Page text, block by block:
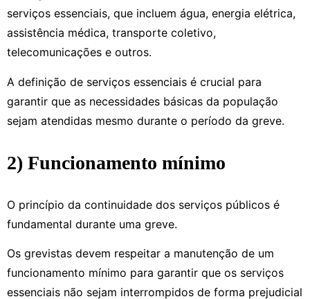
serviços essenciais, que incluem água, energia elétrica,
assistência médica, transporte coletivo,
telecomunicações e outros.
A definição de serviços essenciais é crucial para
garantir que as necessidades básicas da população
sejam atendidas mesmo durante o período da greve.
2) Funcionamento mínimo
O princípio da continuidade dos serviços públicos é
fundamental durante uma greve.
Os grevistas devem respeitar a manutenção de um
funcionamento mínimo para garantir que os serviços
essenciais não sejam interrompidos de forma prejudicial